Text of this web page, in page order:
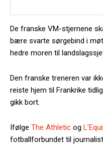
De franske VM-stjernene
bære svarte sørgebind i
hedre moren til
Den franske treneren var
reiste hjem til Frankrike
gikk bort.
Ifølge The Athletic og
fotballforbundet til